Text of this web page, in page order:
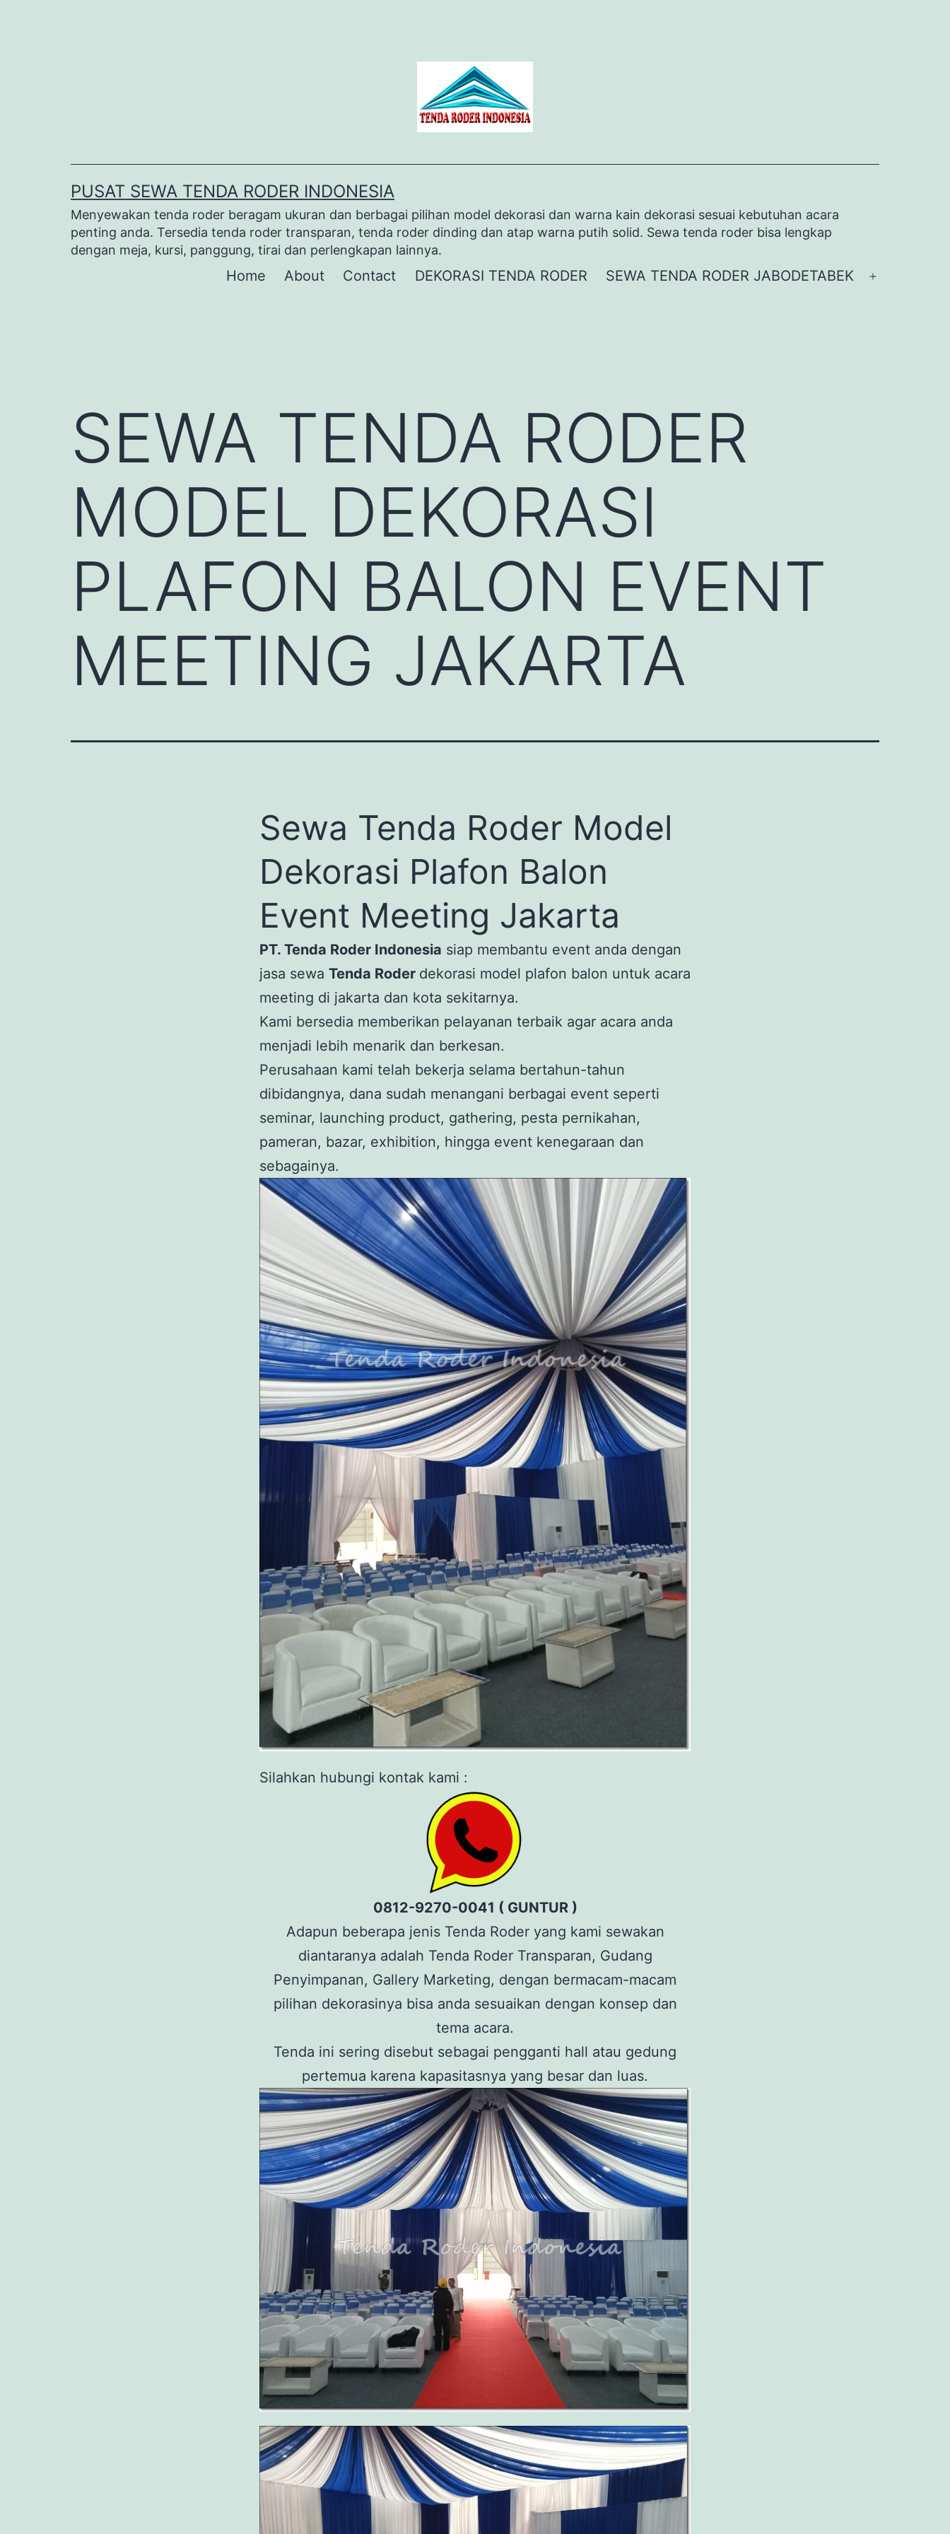
PUSAT SEWA TENDA RODER INDONESIA
Menyewakan tenda roder beragam ukuran dan berbagai pilihan model dekorasi dan warna kain dekorasi sesuai kebutuhan acara
penting anda. Tersedia tenda roder transparan, tenda roder dinding dan atap warna putih solid. Sewa tenda roder bisa lengkap
dengan meja, kursi, panggung, tirai dan perlengkapan lainnya.
Home About Contact DEKORASI TENDA RODER SEWA TENDA RODER JABODETABEK
SEWA TENDA RODER
MODEL DEKORASI
PLAFON BALON EVENT
MEETING JAKARTA
Sewa Tenda Roder Model
Dekorasi Plafon Balon
Event Meeting Jakarta
PT. Tenda Roder Indonesia siap membantu event anda dengan
jasa sewa Tenda Roder dekorasi model plafon balon untuk acara
meeting di jakarta dan kota sekitarnya.
Kami bersedia memberikan pelayanan terbaik agar acara anda
menjadi lebih menarik dan berkesan.
Perusahaan kami telah bekerja selama bertahun-tahun
dibidangnya, dana sudah menangani berbagai event seperti
seminar, launching product, gathering, pesta pernikahan,
pameran, bazar, exhibition, hingga event kenegaraan dan
sebagainya.
Silahkan hubungi kontak kami :
0812-9270-0041 ( GUNTUR )
Adapun beberapa jenis Tenda Roder yang kami sewakan
diantaranya adalah Tenda Roder Transparan, Gudang
Penyimpanan, Gallery Marketing, dengan bermacam-macam
pilihan dekorasinya bisa anda sesuaikan dengan konsep dan
tema acara.
Tenda ini sering disebut sebagai pengganti hall atau gedung
pertemua karena kapasitasnya yang besar dan luas.